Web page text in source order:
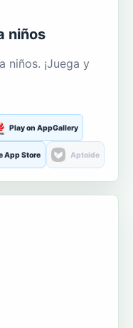
niños
niños. ¡Juega y
Play on AppGallery
App Store Aptoide